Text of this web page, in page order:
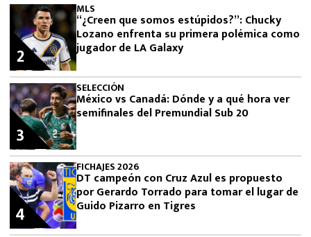
MLS
“¿Creen que somos estúpidos?”: Chucky
Lozano enfrenta su primera polémica como
jugador de LA Galaxy
2
SELECCIÓN
México vs Canadá: Dónde y a qué hora ver
semifinales del Premundial Sub 20
3
FICHAJES 2026
DT campeón con Cruz Azul es propuesto
por Gerardo Torrado para tomar el lugar de
Guido Pizarro en Tigres
4